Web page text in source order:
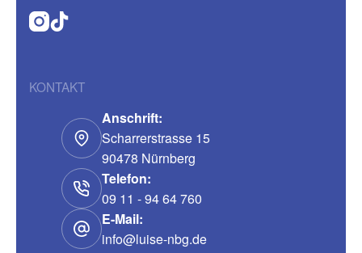
KONTAKT
Anschrift:
Scharrerstrasse 15
90478 Nürnberg
Telefon:
09 11 - 94 64 760
E-Mail:
info@luise-nbg.de